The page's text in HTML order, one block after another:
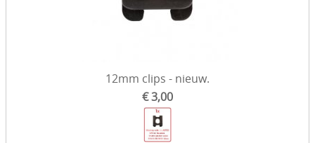
Eenmalige aanbiedingen12mm clips - nieuw.
€ 3,00